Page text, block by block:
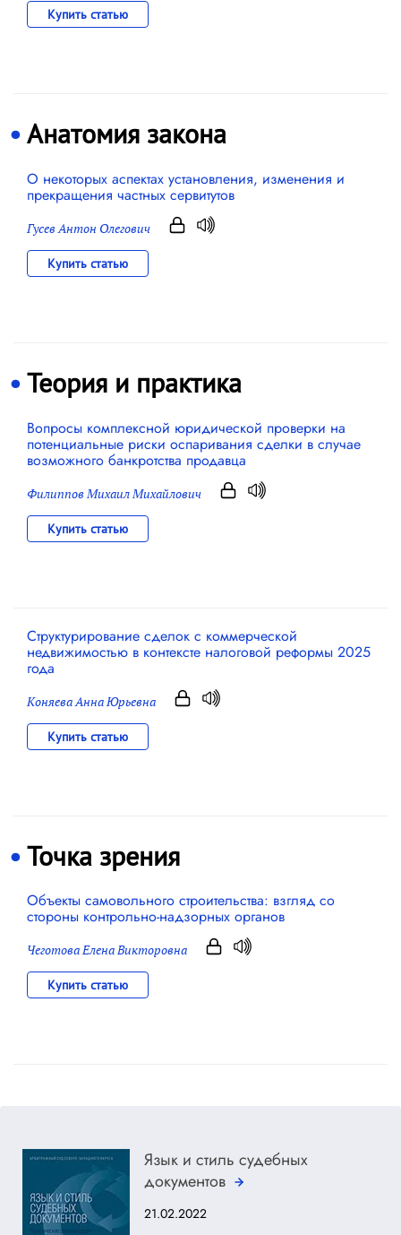
Купить статью
Анатомия закона
О некоторых аспектах установления, изменения и
прекращения частных сервитутов
Гусев Антон Олегович
Купить статью
Теория и практика
Вопросы комплексной юридической проверки на
потенциальные риски оспаривания сделки в случае
возможного банкротства продавца
Филиппов Михаил Михайлович
Купить статью
Структурирование сделок с коммерческой
недвижимостью в контексте налоговой реформы 2025
года
Коняева Анна Юрьевна
Купить статью
Точка зрения
Объекты самовольного строительства: взгляд со
стороны контрольно-надзорных органов
Чеготова Елена Викторовна
Купить статью
Язык и стиль судебных
документов
21.02.2022